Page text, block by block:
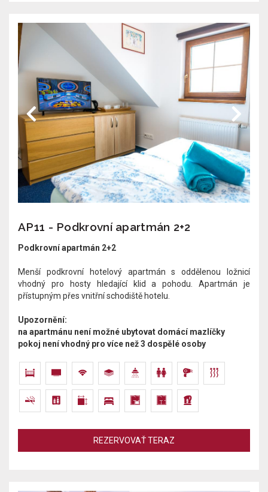
AP11 - Podkrovní apartmán 2+2
Podkrovní apartmán 2+2
Menší podkrovní hotelový apartmán s oddělenou ložnicí
vhodný pro hosty hledající klid a pohodu. Apartmán je
přístupným přes vnitřní schodiště hotelu.​​
Upozornění:
na apartmánu není možné ubytovat domácí mazlíčky
pokoj není vhodný pro více než 3 dospělé osoby
REZERVOVAŤ TERAZ